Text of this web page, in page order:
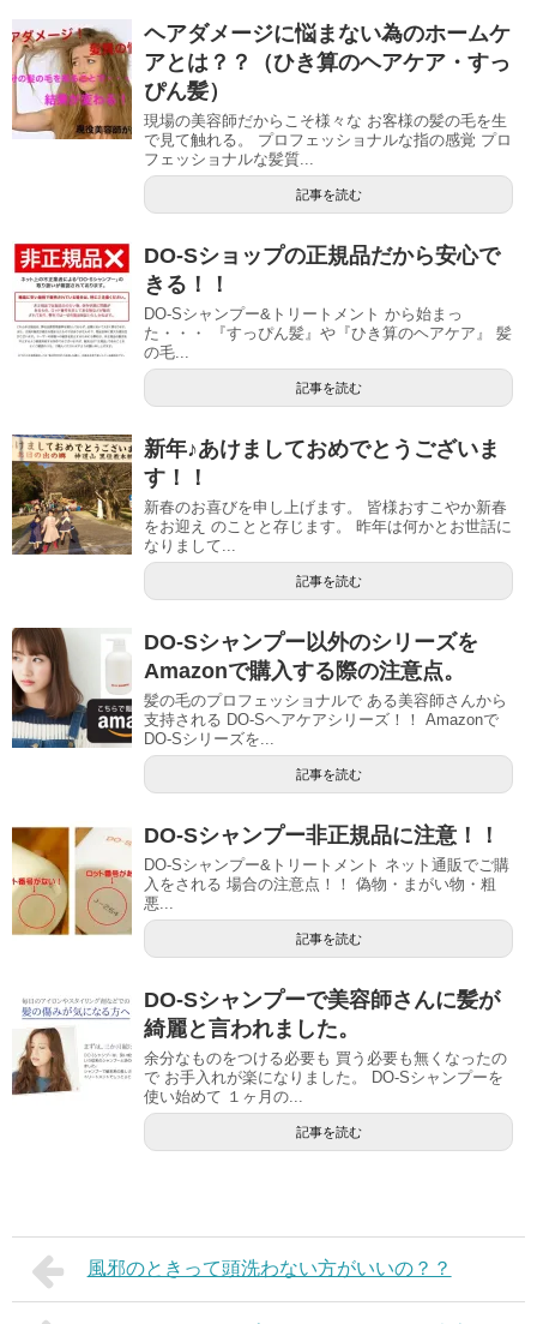
ヘアダメージに悩まない為のホームケ
アとは？？（ひき算のヘアケア・すっ
ぴん髪）
現場の美容師だからこそ様々な お客様の髪の毛を生
で見て触れる。 プロフェッショナルな指の感覚 プロ
フェッショナルな髪質...
記事を読む
DO-Sショップの正規品だから安心で
きる！！
DO-Sシャンプー&トリートメント から始まっ
た・・・ 『すっぴん髪』や『ひき算のヘアケア』 髪
の毛...
記事を読む
新年♪あけましておめでとうございま
す！！
新春のお喜びを申し上げます。 皆様おすこやか新春
をお迎え のことと存じます。 昨年は何かとお世話に
なりまして...
記事を読む
DO-Sシャンプー以外のシリーズを
Amazonで購入する際の注意点。
髪の毛のプロフェッショナルで ある美容師さんから
支持される DO-Sヘアケアシリーズ！！ Amazonで
DO-Sシリーズを...
記事を読む
DO-Sシャンプー非正規品に注意！！
DO-Sシャンプー&トリートメント ネット通販でご購
入をされる 場合の注意点！！ 偽物・まがい物・粗
悪...
記事を読む
DO-Sシャンプーで美容師さんに髪が
綺麗と言われました。
余分なものをつける必要も 買う必要も無くなったの
で お手入れが楽になりました。 DO-Sシャンプーを
使い始めて １ヶ月の...
記事を読む
風邪のときって頭洗わない方がいいの？？